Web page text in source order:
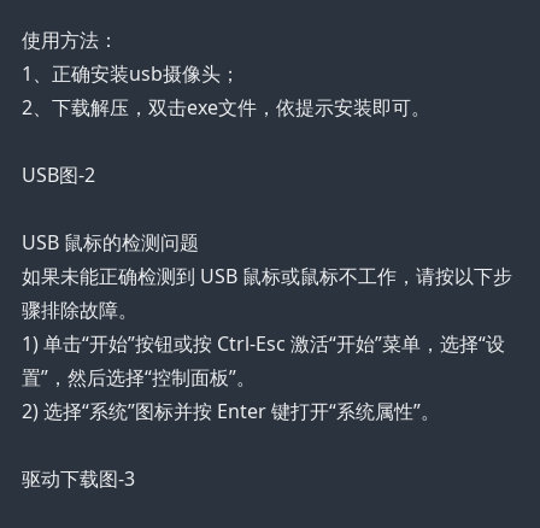
使用方法：
1、正确安装usb摄像头；
2、下载解压，双击exe文件，依提示安装即可。
USB图-2
USB 鼠标的检测问题
如果未能正确检测到 USB 鼠标或鼠标不工作，请按以下步
骤排除故障。
1) 单击“开始”按钮或按 Ctrl-Esc 激活“开始”菜单，选择“设
置”，然后选择“控制面板”。
2) 选择“系统”图标并按 Enter 键打开“系统属性”。
驱动下载图-3